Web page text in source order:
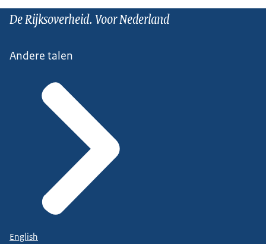
De Rijksoverheid. Voor Nederland
Andere talen
English